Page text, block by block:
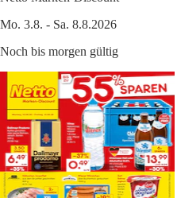
Mo. 3.8. - Sa. 8.8.2026
Noch bis morgen gültig